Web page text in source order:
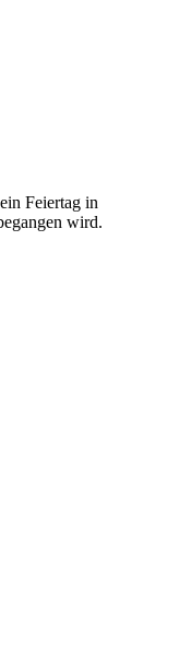
Feiertag in
wird.